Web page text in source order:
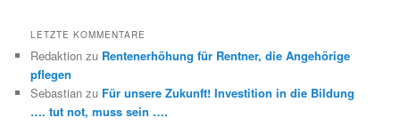
LETZTE KOMMENTARE
Redaktion zu Rentenerhöhung für Rentner, die Angehörige
pflegen
Sebastian zu Für unsere Zukunft! Investition in die Bildung
…. tut not, muss sein ….